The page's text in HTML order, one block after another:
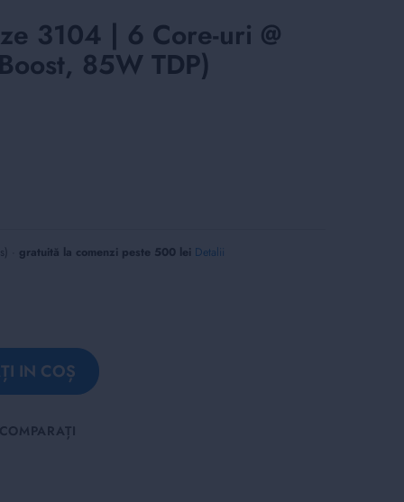
3104 | 6 Core-uri @
85W TDP)
· gratuită la comenzi peste 500 lei Detalii
IN COȘ
COMPARAȚI